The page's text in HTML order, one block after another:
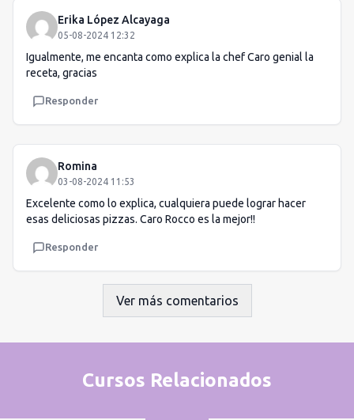
Erika López Alcayaga
05-08-2024 12:32
Igualmente, me encanta como explica la chef Caro genial la
receta, gracias
Responder
Romina
03-08-2024 11:53
Excelente como lo explica, cualquiera puede lograr hacer
esas deliciosas pizzas. Caro Rocco es la mejor!!
Responder
Ver más comentarios
Cursos Relacionados